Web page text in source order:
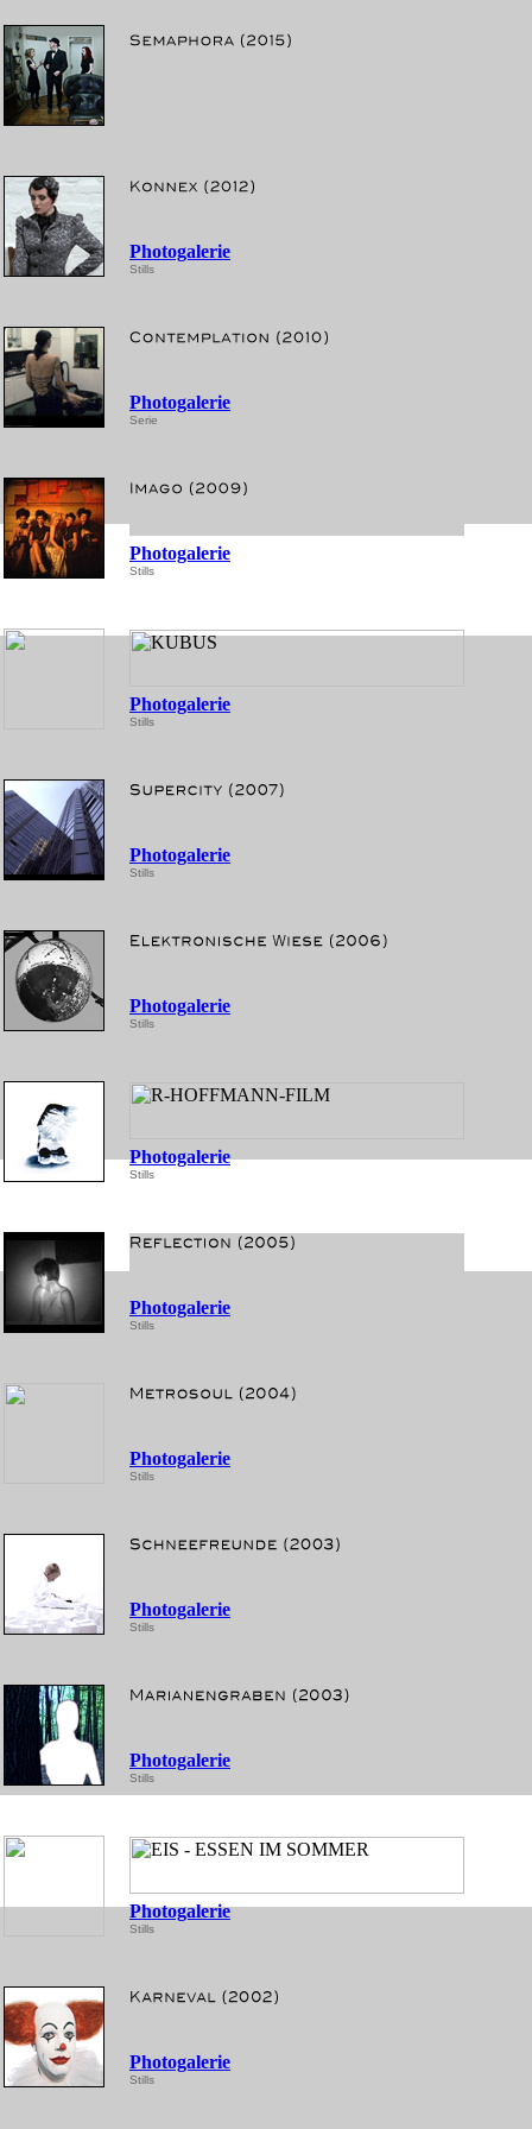
Photogalerie
Stills
Photogalerie
Serie
Photogalerie
Stills
Photogalerie
Stills
Photogalerie
Stills
Photogalerie
Stills
Photogalerie
Stills
Photogalerie
Stills
Photogalerie
Stills
Photogalerie
Stills
Photogalerie
Stills
Photogalerie
Stills
Photogalerie
Stills